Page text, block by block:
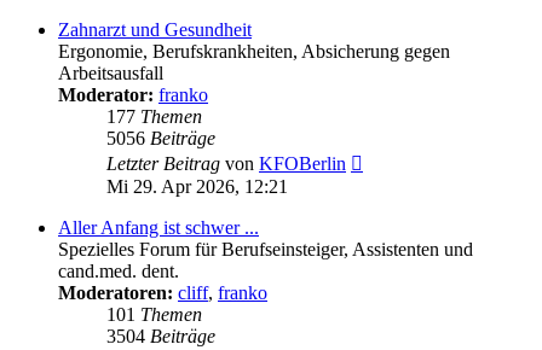
Zahnarzt und Gesundheit
Ergonomie, Berufskrankheiten, Absicherung gegen
Arbeitsausfall
Moderator: franko
177 Themen
5056 Beiträge
Letzter Beitrag von KFOBerlin
Mi 29. Apr 2026, 12:21
Aller Anfang ist schwer ...
Spezielles Forum für Berufseinsteiger, Assistenten und
cand.med. dent.
Moderatoren: cliff, franko
101 Themen
3504 Beiträge